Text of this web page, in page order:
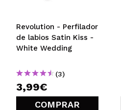
Revolution - Perfilador
de labios Satin Kiss -
White Wedding
(3)
3,99€
COMPRAR